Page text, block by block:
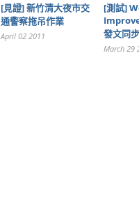
[見證] 新竹清大夜市交
通警察拖吊作業
April 02 2011
[測試]
發文同
March 29